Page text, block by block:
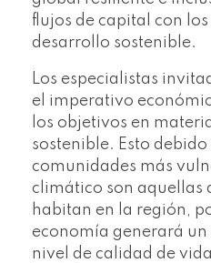
flujos de capital con
desarrollo sostenible.
Los especialistas
el imperativo
los objetivos en
sostenible. Esto debido
comunidades más
climático son aquellas
habitan en la región,
economía generará un
nivel de calidad de